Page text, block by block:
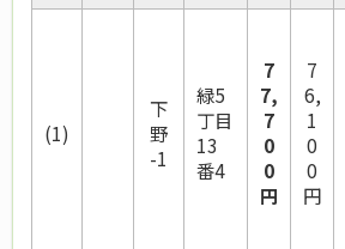
(1)
下
野
-1
緑5
丁目
13
番4
7
7,
7
0
0
円
7
6,
1
0
0
円